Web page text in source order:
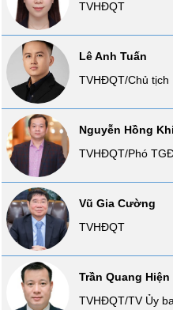
TVHĐQT
Lê Anh Tuấn
TVHĐQT/Chủ tịch
Nguyễn Hồng
TVHĐQT/Phó
Vũ Gia Cường
TVHĐQT
Trần Quang Hiện
TVHĐQT/TV Ủy
SÓC
SỨC
KHỎE
TÀI
CHÍNH
CÔNG
NGHỆ
THÔNG
TIN